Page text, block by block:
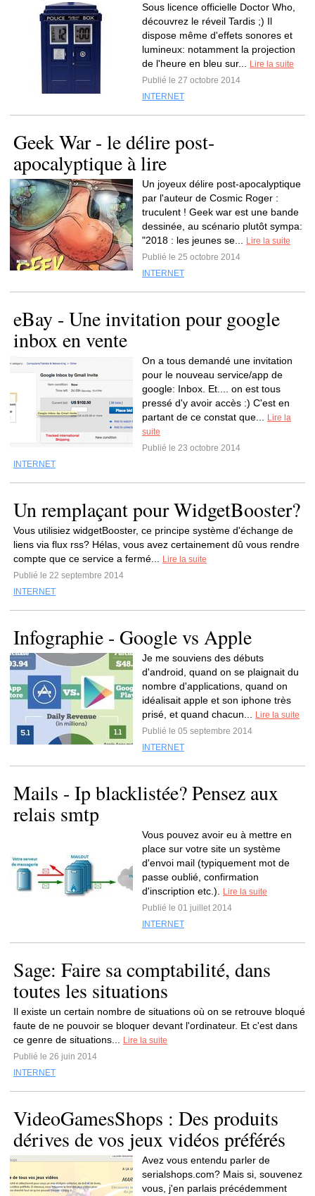
Sous licence officielle Doctor Who,
découvrez le réveil Tardis ;) Il
dispose même d'effets sonores et
lumineux: notamment la projection
de l'heure en bleu sur...
Lire la suite
Publié le 27 octobre 2014
INTERNET
Geek War - le délire post-
apocalyptique à lire
Un joyeux délire post-apocalyptique
par l'auteur de Cosmic Roger :
truculent ! Geek war est une bande
dessinée, au scénario plutôt sympa:
"2018 : les jeunes se...
Lire la suite
Publié le 25 octobre 2014
INTERNET
eBay - Une invitation pour google
inbox en vente
On a tous demandé une invitation
pour le nouveau service/app de
google: Inbox. Et.... on est tous
pressé d'y avoir accès :) C'est en
partant de ce constat que...
Lire la
suite
Publié le 23 octobre 2014
INTERNET
Un remplaçant pour WidgetBooster?
Vous utilisiez widgetBooster, ce principe système d'échange de
liens via flux rss? Hélas, vous avez certainement dû vous rendre
compte que ce service a fermé...
Lire la suite
Publié le 22 septembre 2014
INTERNET
Infographie - Google vs Apple
Je me souviens des débuts
d'android, quand on se plaignait du
nombre d'applications, quand on
idéalisait apple et son iphone très
prisé, et quand chacun...
Lire la suite
Publié le 05 septembre 2014
INTERNET
Mails - Ip blacklistée? Pensez aux
relais smtp
Vous pouvez avoir eu à mettre en
place sur votre site un système
d'envoi mail (typiquement mot de
passe oublié, confirmation
d'inscription etc.).
Lire la suite
Publié le 01 juillet 2014
INTERNET
Sage: Faire sa comptabilité, dans
toutes les situations
Il existe un certain nombre de situations où on se retrouve bloqué
faute de ne pouvoir se bloquer devant l'ordinateur. Et c'est dans
ce genre de situations...
Lire la suite
Publié le 26 juin 2014
INTERNET
VideoGamesShops : Des produits
dérives de vos jeux vidéos préférés
Avez vous entendu parler de
serialshops.com? Mais si, souvenez
vous, j'en parlais précédemment